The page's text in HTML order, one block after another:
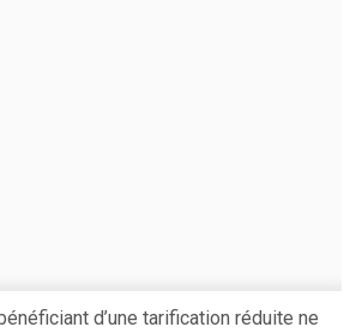
d’une tarification réduite ne